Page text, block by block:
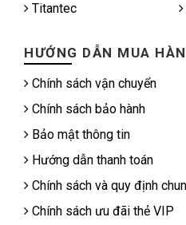
Titantec
HƯỚNG DẪN MUA
Chính sách vận chuyển
Chính sách bảo hành
Bảo mật thông tin
Hướng dẫn thanh toán
Chính sách và quy định
Chính sách ưu đãi thẻ VIP